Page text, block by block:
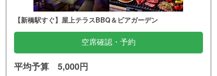
【新橋駅すぐ】屋上テラスBBQ＆ビアガーデン
空席確認・予約
平均予算 5,000円